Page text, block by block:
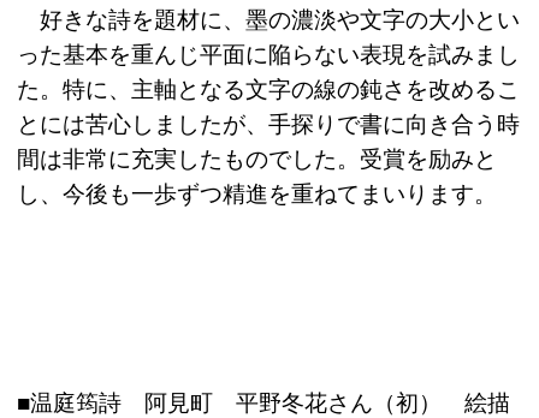
好きな詩を題材に、墨の濃淡や文字の大小とい
った基本を重んじ平面に陥らない表現を試みまし
た。特に、主軸となる文字の線の鈍さを改めるこ
とには苦心しましたが、手探りで書に向き合う時
間は非常に充実したものでした。受賞を励みと
し、今後も一歩ずつ精進を重ねてまいります。
■温庭筠詩 阿見町 平野冬花さん（初） 絵描